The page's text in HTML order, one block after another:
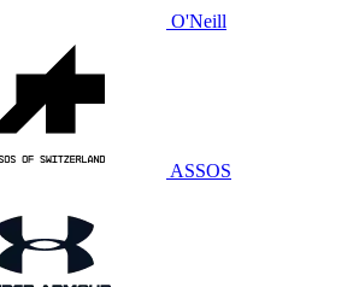
O'Neill
ASSOS